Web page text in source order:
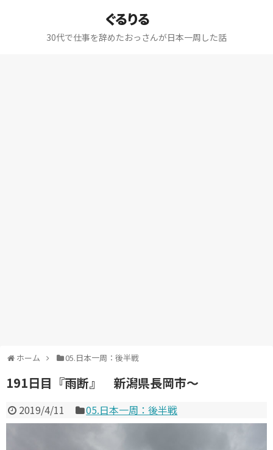
ぐるりる
30代で仕事を辞めたおっさんが日本一周した話
ホーム 05.日本一周：後半戦
191日目『雨断』 新潟県長岡市～
2019/4/11 05.日本一周：後半戦